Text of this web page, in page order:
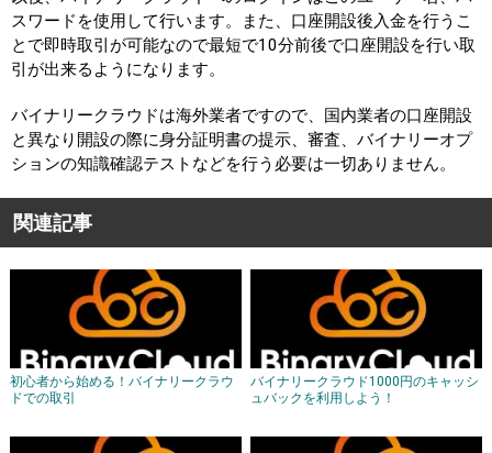
スワードを使用して行います。また、口座開設後入金を行うこ
とで即時取引が可能なので最短で10分前後で口座開設を行い取
引が出来るようになります。
バイナリークラウドは海外業者ですので、国内業者の口座開設
と異なり開設の際に身分証明書の提示、審査、バイナリーオプ
ションの知識確認テストなどを行う必要は一切ありません。
関連記事
初心者から始める！バイナリークラウ
ドでの取引
バイナリークラウド1000円のキャッシ
ュバックを利用しよう！